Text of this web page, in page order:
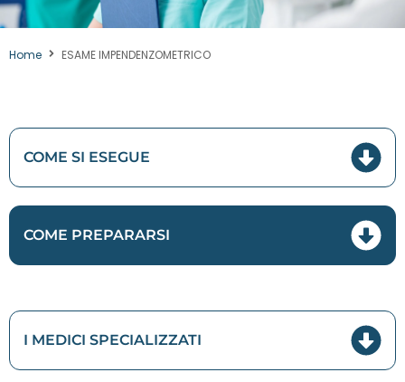
Home ESAME IMPENDENZOMETRICO
COME SI ESEGUE
COME PREPARARSI
I MEDICI SPECIALIZZATI